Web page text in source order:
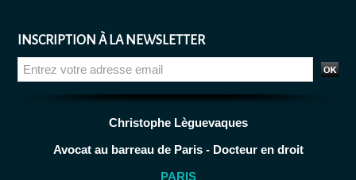
INSCRIPTION À LA NEWSLETTER
Christophe Lèguevaques
Avocat au barreau de Paris - Docteur en droit
PARIS